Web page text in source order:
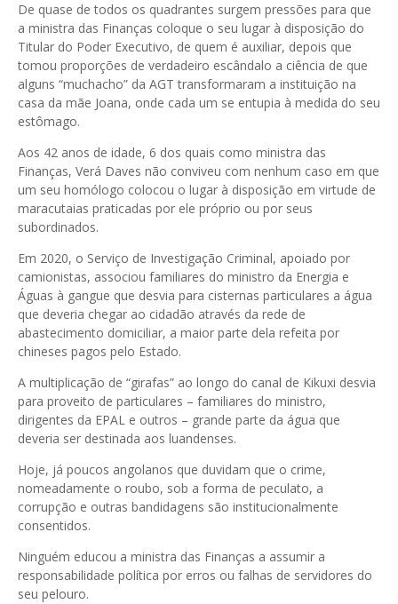
De quase de todos os quadrantes surgem pressões para que
a ministra das Finanças coloque o seu lugar à disposição do
Titular do Poder Executivo, de quem é auxiliar, depois que
tomou proporções de verdadeiro escândalo a ciência de que
alguns “muchacho” da AGT transformaram a instituição na
casa da mãe Joana, onde cada um se entupia à medida do seu
estômago.
Aos 42 anos de idade, 6 dos quais como ministra das
Finanças, Verá Daves não conviveu com nenhum caso em que
um seu homólogo colocou o lugar à disposição em virtude de
maracutaias praticadas por ele próprio ou por seus
subordinados.
Em 2020, o Serviço de Investigação Criminal, apoiado por
camionistas, associou familiares do ministro da Energia e
Águas à gangue que desvia para cisternas particulares a água
que deveria chegar ao cidadão através da rede de
abastecimento domiciliar, a maior parte dela refeita por
chineses pagos pelo Estado.
A multiplicação de “girafas” ao longo do canal de Kikuxi desvia
para proveito de particulares – familiares do ministro,
dirigentes da EPAL e outros – grande parte da água que
deveria ser destinada aos luandenses.
Hoje, já poucos angolanos que duvidam que o crime,
nomeadamente o roubo, sob a forma de peculato, a
corrupção e outras bandidagens são institucionalmente
consentidos.
Ninguém educou a ministra das Finanças a assumir a
responsabilidade política por erros ou falhas de servidores do
seu pelouro.